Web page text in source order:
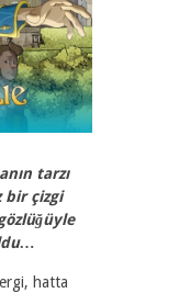
tarzı
bir çizgi
hatta